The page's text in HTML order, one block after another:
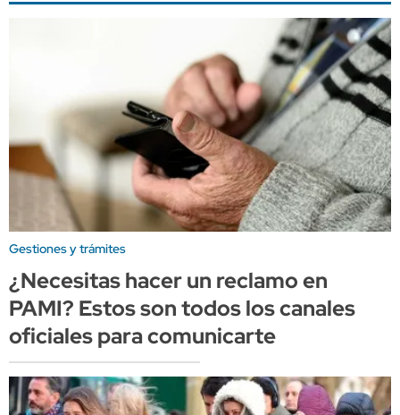
Gestiones y trámites
¿Necesitas hacer un reclamo en
PAMI? Estos son todos los canales
oficiales para comunicarte